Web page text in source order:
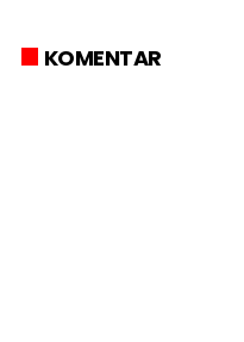
KOMENTAR